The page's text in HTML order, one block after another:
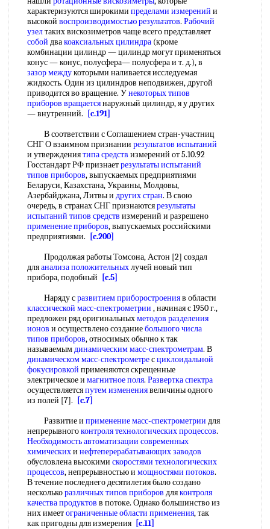
характеризуются широкими пределами измерений и
высокой воспроизводимостью результатов. Рабочий
узелтаких вискозиметров чаще всего представляет
собой двакоаксиальных цилиндра (кроме
комбинации цилиндр — цилиндр могут применяться
конус — конус, полусфера— полусфера и т. д.), в
зазор междукоторыми наливается исследуемая
жидкость. Один из цилиндров неподвижен, другой
приводится во вращение. Унекоторых типов
приборов вращаетсянаружный цилиндр, я у других
— внутренний.
[c.191]
В соответствии с Соглашением стран-участниц
СНГ О взаимном признании результатов испытаний
и утверждениятипа средств измерений от 5.10.92
Госстандарт РФ признаетрезультаты испытаний
типов приборов, выпускаемых предприятиями
Беларуси, Казахстана, Украины, Молдовы,
Азербайджана, Литвы и других стран. В свою
очередь, в странах СНГ признаютсярезультаты
испытаний типов средств измерений и разрешено
применение приборов, выпускаемых российскими
предприятиями.
[c.200]
Продолжая работы Томсона, Астон [2] создал
дляанализа положительныхлучей новый тип
прибора, подобный
[c.5]
Наряду сразвитием приборостроенияв области
классической масс-спектрометрии , начиная с 1950 г.,
предложен ряд оригинальныхметодов разделения
ионов и осуществлено созданиебольшого числа
типов приборов, относимых обычно к так
называемымдинамическим масс-спектрометрам. В
динамическом масс-спектрометресциклоидальной
фокусировкой применяются скрещенные
электрическое и магнитное поля. Развертка спектра
осуществляетсяпутем изменениявеличины одного
из полей [7].
[c.7]
Развитие и применение масс-спектрометрии для
непрерывногоконтроля технологических процессов.
Необходимость автоматизации современных
химическихи нефтеперерабатывающих заводов
обусловлена высокими скоростями технологических
процессов, непрерывностью и мощностями потоков.
В течение последнего десятилетия было создано
несколькоразличных типов приборов дляконтроля
качества продуктов в потоке. Однако большинство из
них имеетограниченные области применения, так
как пригодны для измерения [c.11]